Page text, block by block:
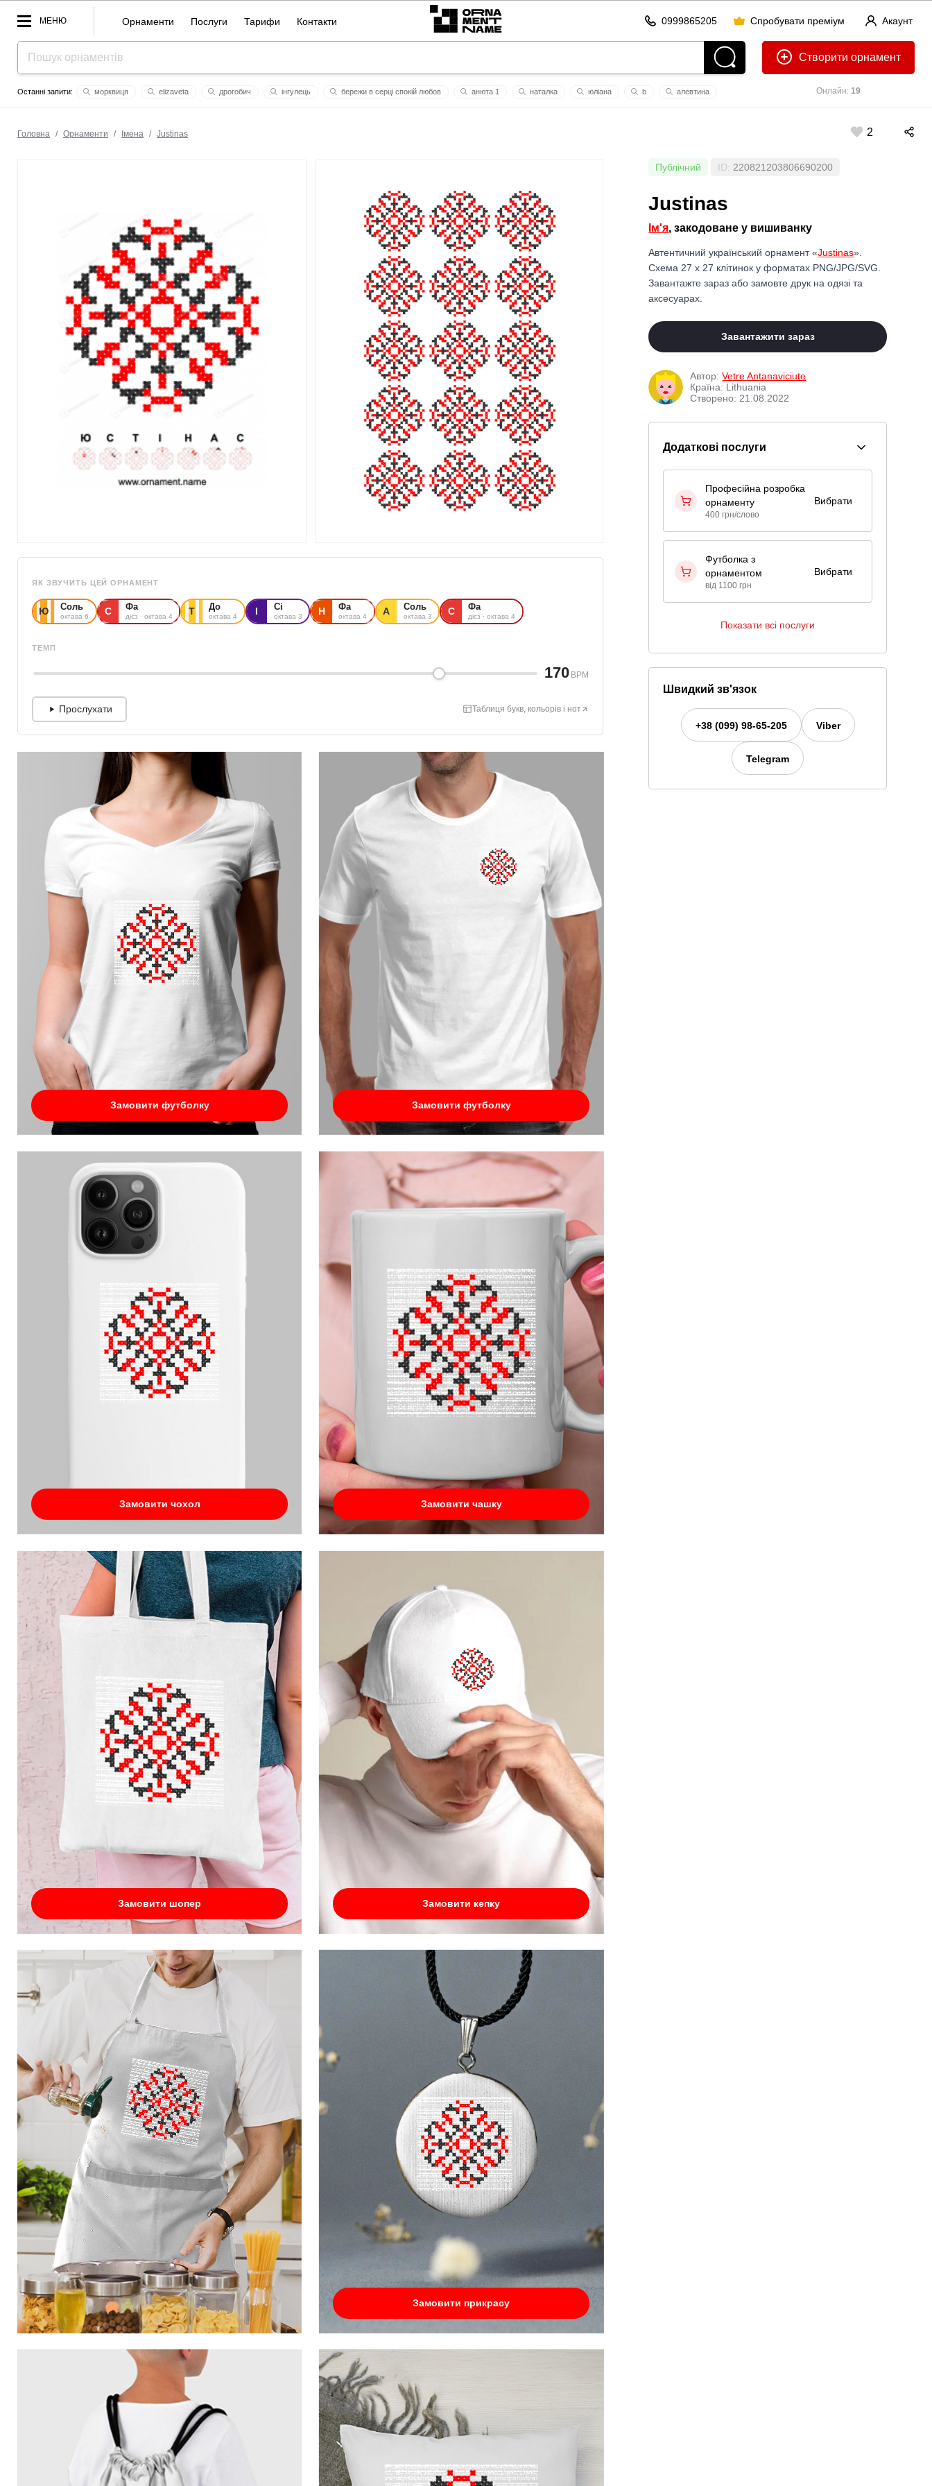
МЕНЮ Орнаменти Послуги Тарифи Контакти Акаунт
0999865205 Спробувати преміум
Створити
Онлайн: 19
морквиця elizaveta дрогобич інгулець бережи в серці спокій любов анюта 1 наталка юліана b
aлевтинa
Головна / Орнаменти / Імена / Justinas 2
Замовити футболку Замовити футболку
Замовити чохол Замовити чашку
Замовити шопер Замовити кепку
Замовити прикрасу
ЯК ЗВУЧИТЬ ЦЕЙ ОРНАМЕНТ
Ю Соль
октава 6 С Фа
дієз · октава 4 Т До
октава 4 І Сі
октава 3 Н Фа
октава 4 А Соль
октава 3 С Фа
дієз · октава 4
ТЕМП
170 BPM
Прослухати Таблиця букв, кольорів і нот
Публічний ID: 220821203806690200
Justinas
Ім'я, закодоване у вишиванку
Автентичний український орнамент «Justinas».
Схема 27 x 27 клітинок у форматах PNG/JPG/SVG.
Завантажте зараз або замовте друк на одязі та
аксесуарах.
Завантажити зараз
Автор:Vetre Antanaviciute
Країна: Lithuania
Створено: 21.08.2022
Додаткові послуги
Професійна розробка
орнаменту
400 грн/слово
Вибрати
Футболка з
орнаментом
від 1100 грн
Вибрати
Показати всі послуги
Швидкий зв'язок
+38 (099) 98-65-205 Viber
Telegram